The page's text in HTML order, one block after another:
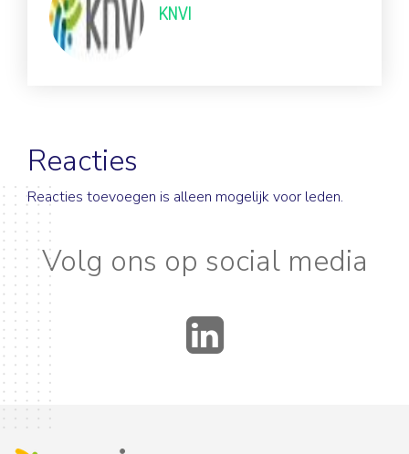
KNVI
Reacties
Reacties toevoegen is alleen mogelijk voor leden.
Volg ons op social media